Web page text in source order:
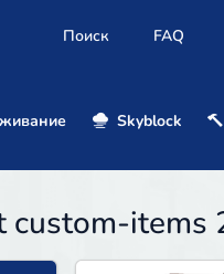
Поиск FAQ
Skyblock
items